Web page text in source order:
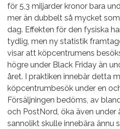
för 5,3 miljarder kronor bara
mer än dubbelt så mycket
dag. Effekten för den fysiska
tydlig, men ny statistik
visar att köpcentrumens
högre under Black Friday än
året. I praktiken innebär detta
köpcentrumbesök under en
Försäljningen bedöms, av
och PostNord, öka även under
sannolikt skulle innebära ännu